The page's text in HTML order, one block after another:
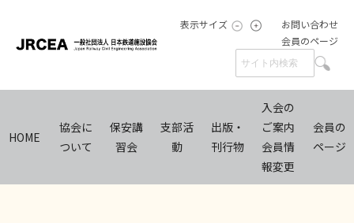
表示サイズ
お問い合わせ
会員のページ
HOME
協会に
ついて
保安講
習会
支部活
動
出版・
刊行物
入会の
ご案内
会員情
報変更
会員の
ページ